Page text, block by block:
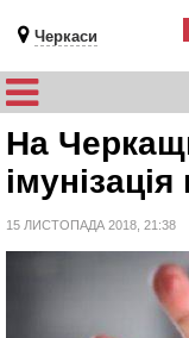
Черкаси
На
15 ЛИСТОПАДА 2018, 21:38